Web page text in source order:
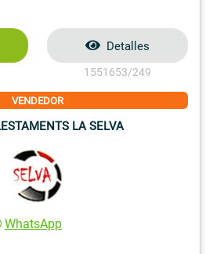
Detalles
1551653/249
VENDEDOR
LA SELVA
WhatsApp